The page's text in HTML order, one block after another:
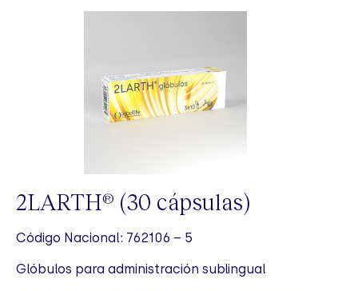
2LARTH® (30 cápsulas)
Código Nacional: 762106 – 5
Glóbulos para administración sublingual